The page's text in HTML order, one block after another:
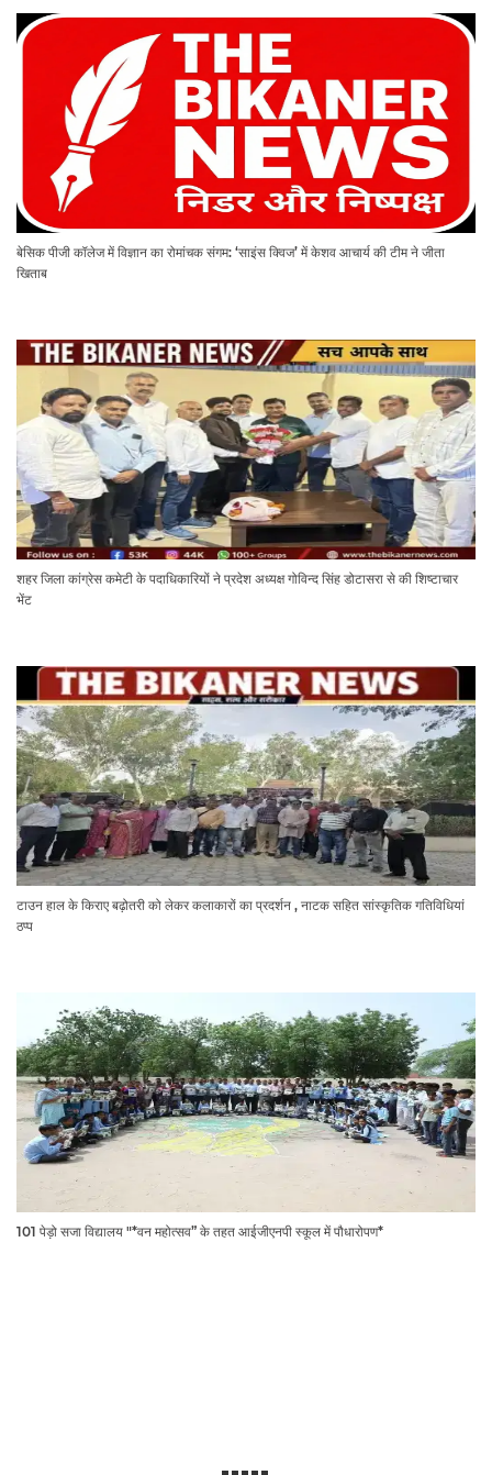
बेसिक पीजी कॉलेज में विज्ञान का रोमांचक संगम: ‘साइंस क्विज’ में केशव आचार्य की टीम ने जीता
खिताब
शहर जिला कांग्रेस कमेटी के पदाधिकारियों ने प्रदेश अध्यक्ष गोविन्द सिंह डोटासरा से की शिष्टाचार
भेंट
टाउन हाल के किराए बढ़ोतरी को लेकर कलाकारों का प्रदर्शन , नाटक सहित सांस्कृतिक गतिविधियां
ठप्प
101 पेड़ो सजा विद्यालय "*वन महोत्सव” के तहत आईजीएनपी स्कूल में पौधारोपण*